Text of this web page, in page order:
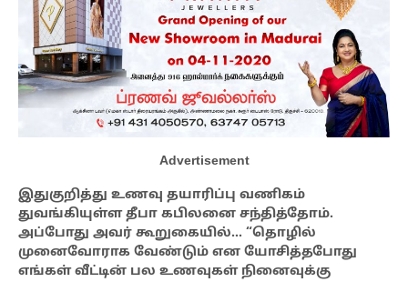
Advertisement
இதுகுறித்து உணவு தயாரிப்பு வணிகம்
துவங்கியுள்ள தீபா கபிலனை சந்தித்தோம்.
அப்போது அவர் கூறுகையில்… “தொழில்
முனைவோராக வேண்டும் என யோசித்தபோது
எங்கள் வீட்டின் பல உணவுகள் நினைவுக்கு